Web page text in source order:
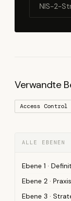
NIS-2-
Verwandte
Access Control
ALLE EBENEN
Ebene 1 ·
Ebene 2 · Praxis
Ebene 3 ·